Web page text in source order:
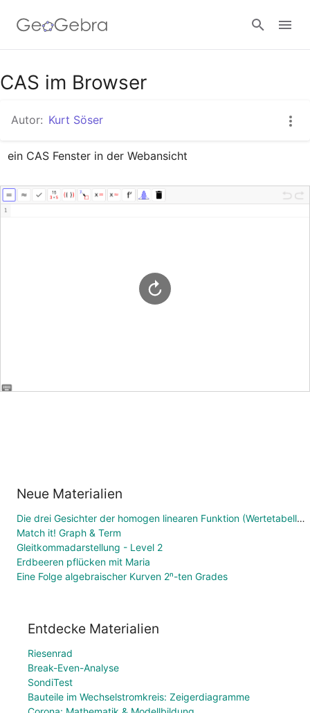
Google Classroom
GeoGebra Classroom
CAS im Browser
Autor: Kurt Söser
ein CAS Fenster in der Webansicht
Neue Materialien
Die drei Gesichter der homogen linearen Funktion (Wertetabelle, Funktionsgleichung, Graph)
Match it! Graph & Term
Gleitkommadarstellung - Level 2
Erdbeeren pflücken mit Maria
Eine Folge algebraischer Kurven 2ⁿ-ten Grades
Entdecke Materialien
Riesenrad
Break-Even-Analyse
SondiTest
Bauteile im Wechselstromkreis: Zeigerdiagramme